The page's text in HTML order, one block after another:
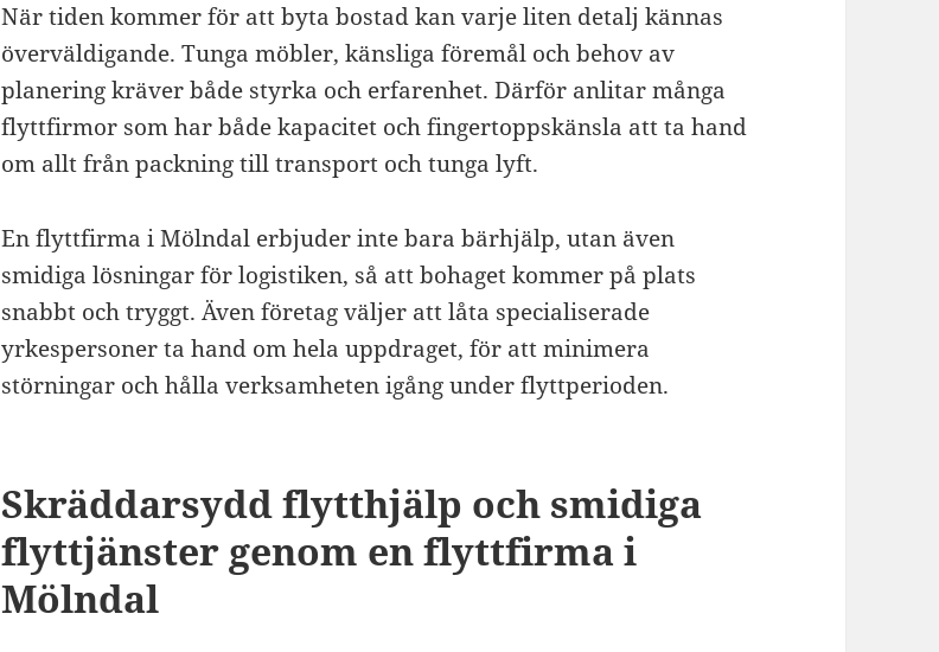
När tiden kommer för att byta bostad kan varje liten detalj kännas
överväldigande. Tunga möbler, känsliga föremål och behov av
planering kräver både styrka och erfarenhet. Därför anlitar många
flyttfirmor som har både kapacitet och fingertoppskänsla att ta hand
om allt från packning till transport och tunga lyft.
En flyttfirma i Mölndal erbjuder inte bara bärhjälp, utan även
smidiga lösningar för logistiken, så att bohaget kommer på plats
snabbt och tryggt. Även företag väljer att låta specialiserade
yrkespersoner ta hand om hela uppdraget, för att minimera
störningar och hålla verksamheten igång under flyttperioden.
Skräddarsydd flytthjälp och smidiga
flyttjänster genom en flyttfirma i
Mölndal